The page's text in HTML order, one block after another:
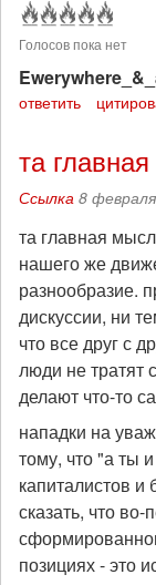
Голосов пока нет
ответить
та
Ссылка 8
та главная
нашего же
разнообразие.
дискуссии, ни
что все друг с
люди не тратят
делают что-то
нападки на
тому, что "а ты
капиталистов и
сказать, что
позициях - это